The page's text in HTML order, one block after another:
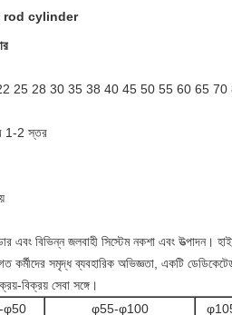
rod cylinder
25 28 30 35 38 40 45 50 55 60 65
1-2 স্তর
এবং বিভিন্ন জলবাহী সিস্টেম নকশা এবং উত্পাদন।
সমৃদ্ধ ব্যবহারিক অভিজ্ঞতা, একটি
বিক্রয় সেবা সঙ্গে।
φ50 φ55-φ100